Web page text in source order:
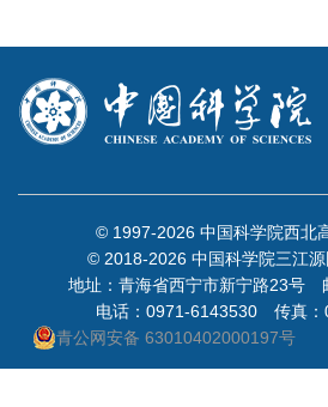
© 1997-2026 中国科学院西北
© 2018-2026 中国科学院三江
地址：青海省西宁市新宁路23号
电话：0971-6143530 传真：
青公网安备 63010402000197号